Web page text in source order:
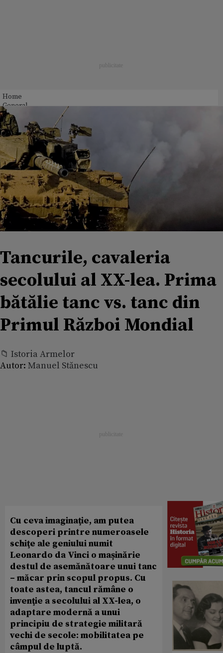
Home
General
Tancurile, cavaleria
secolului al XX-lea. Prima
bătălie tanc vs. tanc din
Primul Război Mondial
📁 Istoria Armelor
Autor: Manuel Stănescu
Cu ceva imaginaţie, am putea
descoperi printre numeroasele
schiţe ale geniului numit
Leonardo da Vinci o mașinărie
destul de asemănătoare unui tanc
– măcar prin scopul propus. Cu
toate astea, tancul rămâne o
invenţie a secolului al XX-lea, o
adaptare modernă a unui
principiu de strategie militară
vechi de secole: mobilitatea pe
câmpul de luptă.